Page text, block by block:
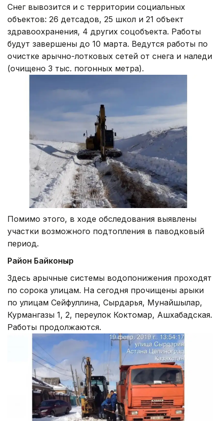
Снег вывозится и с территории социальных
объектов: 26 детсадов, 25 школ и 21 объект
здравоохранения, 4 других соцобъекта. Работы
будут завершены до 10 марта. Ведутся работы по
очистке арычно-лотковых сетей от снега и наледи
(очищено 3 тыс. погонных метра).
Помимо этого, в ходе обследования выявлены
участки возможного подтопления в паводковый
период.
Район Байконыр
Здесь арычные системы водопонижения проходят
по сорока улицам. На сегодня прочищены арыки
по улицам Сейфуллина, Сырдарья, Мунайшылар,
Курмангазы 1, 2, переулок Коктомар, Ашхабадская.
Работы продолжаются.